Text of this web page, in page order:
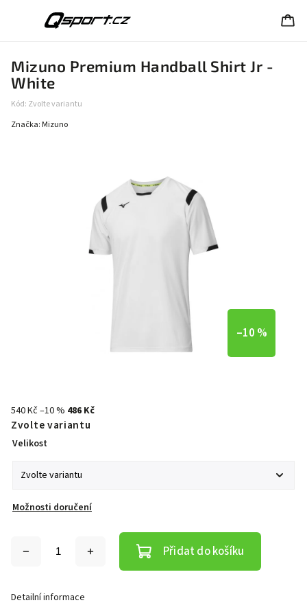
Mizuno Premium Handball Shirt Jr -
White
Kód: Zvolte variantu
Značka: Mizuno
–10 %
540 Kč–10 % 486 Kč
Zvolte variantu
Velikost
Možnosti doručení
Přidat do košíku
Detailní informace